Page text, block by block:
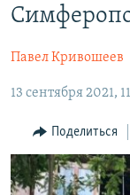
главной
Вернутся
КАРТА ВОЕННЫХ
ИСТОРИЯ
ИНТЕРАКТИВ
ИНФОГРАФИКА
ТЕЛЕПРОЕКТ
СОВЕТЫ
РАДІО СВОБОДА
КАК ОБОЙТИ
Qırımtatar
Павел Кривошеев
13 сентября 2021,
Поделиться